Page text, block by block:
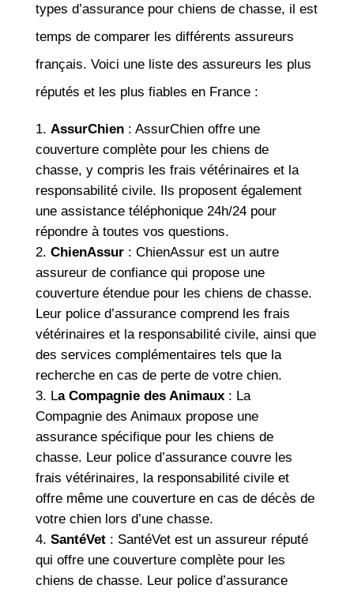
types d’assurance pour chiens de chasse, il est
temps de comparer les différents assureurs
français. Voici une liste des assureurs les plus
réputés et les plus fiables en France :
AssurChien: AssurChien offre une
couverture complète pour les chiens de
chasse, y compris les frais vétérinaires et la
responsabilité civile. Ils proposent également
une assistance téléphonique 24h/24 pour
répondre à toutes vos questions.
ChienAssur: ChienAssur est un autre
assureur de confiance qui propose une
couverture étendue pour les chiens de chasse.
Leur police d’assurance comprend les frais
vétérinaires et la responsabilité civile, ainsi que
des services complémentaires tels que la
recherche en cas de perte de votre chien.
La Compagnie des Animaux: La
Compagnie des Animaux propose une
assurance spécifique pour les chiens de
chasse. Leur police d’assurance couvre les
frais vétérinaires, la responsabilité civile et
offre même une couverture en cas de décès de
votre chien lors d’une chasse.
SantéVet: SantéVet est un assureur réputé
qui offre une couverture complète pour les
chiens de chasse. Leur police d’assurance